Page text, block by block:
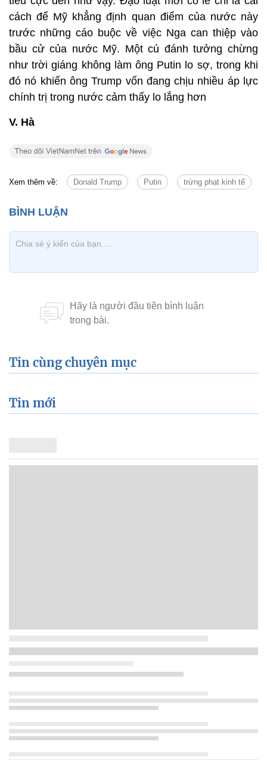
cách để Mỹ khẳng định quan điểm của nước này
trước những cáo buộc về việc Nga can thiệp vào
bầu cử của nước Mỹ. Một cú đánh tưởng chừng
như trời giáng không làm ông Putin lo sợ, trong khi
đó nó khiến ông Trump vốn đang chịu nhiều áp lực
chính trị trong nước cảm thấy lo lắng hơn
V. Hà
Xem thêm về: Donald Trump Putin trừng phạt kinh tế
Tin cùng chuyên mục
Tin mới